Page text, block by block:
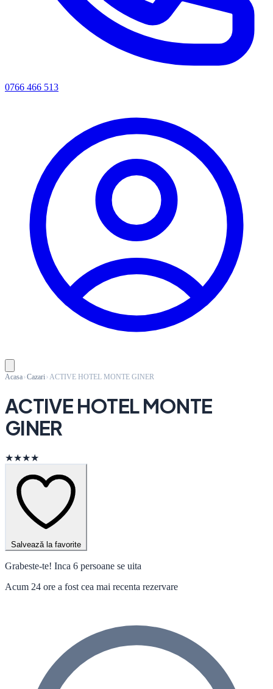
0766 466 513
Acasa Cazari ACTIVE HOTEL MONTE GINER
ACTIVE HOTEL MONTE
GINER
★★★★
Salvează la favorite
Grabeste-te! Inca 6 persoane se uita
Acum 24 ore a fost cea mai recenta rezervare